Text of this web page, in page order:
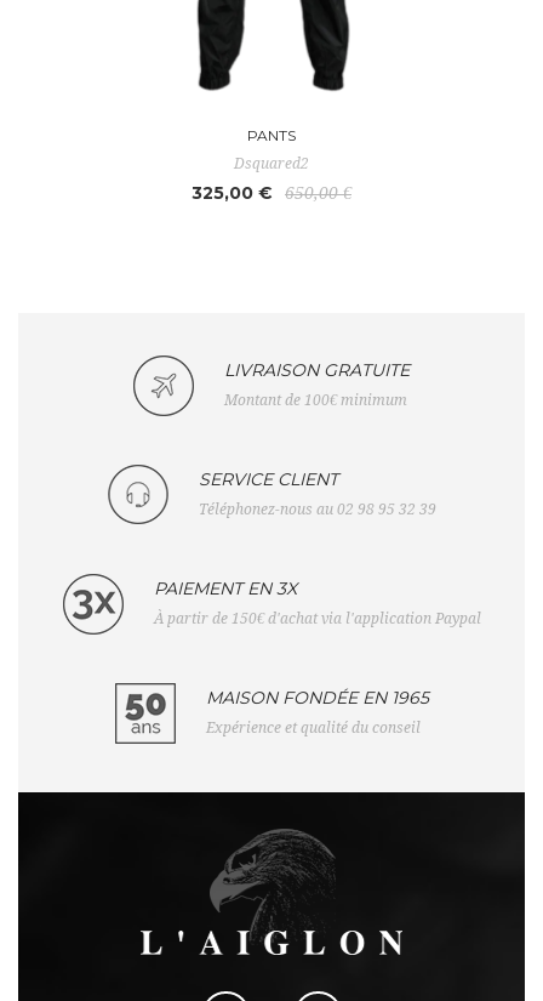
PANTS
Dsquared2
325,00 € 650,00 €
LIVRAISON GRATUITE
Montant de 100€ minimum
SERVICE CLIENT
Téléphonez-nous au 02 98 95 32 39
PAIEMENT EN 3X
À partir de 150€ d'achat via l'application Paypal
MAISON FONDÉE EN 1965
Expérience et qualité du conseil